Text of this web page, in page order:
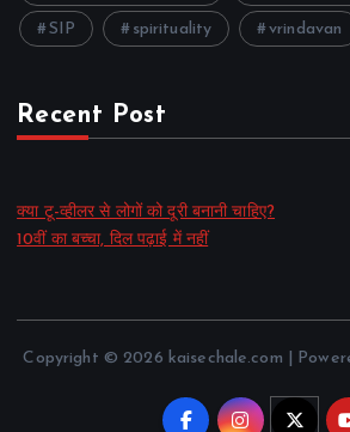
SIP spirituality vrindavan
Recent Post
क्या टू-व्हीलर से लोगों को दूरी बनानी चाहिए?
10वीं का बच्चा, दिल पढ़ाई में नहीं
Copyright © 2026 kaisechale.com |